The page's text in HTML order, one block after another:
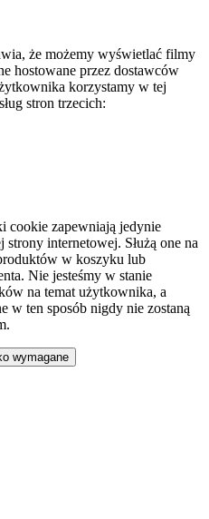
że możemy wyświetlać filmy
hostowane przez dostawców
korzystamy w tej
stron trzecich:
cookie zapewniają jedynie
internetowej. Służą one na
w koszyku lub
Nie jesteśmy w stanie
na temat użytkownika, a
w ten sposób nigdy nie zostaną
wymagane